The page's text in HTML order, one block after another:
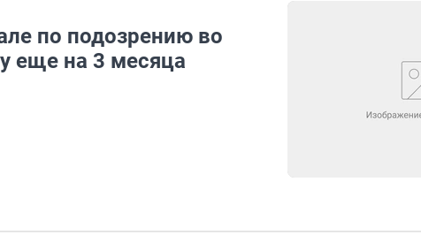
по подозрению во
еще на 3 месяца